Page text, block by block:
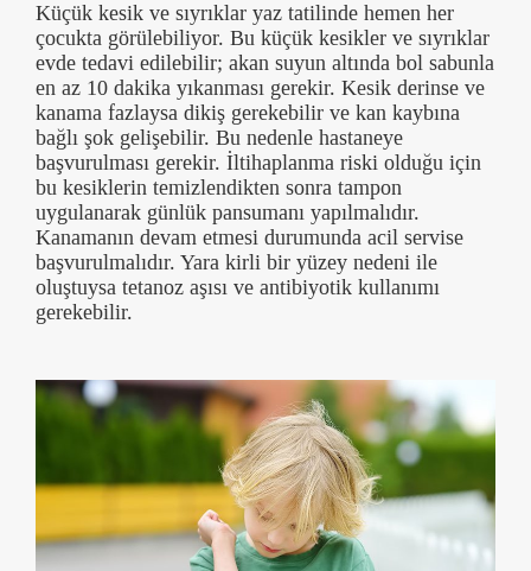
Küçük kesik ve sıyrıklar yaz tatilinde hemen her
çocukta görülebiliyor. Bu küçük kesikler ve sıyrıklar
evde tedavi edilebilir; akan suyun altında bol sabunla
en az 10 dakika yıkanması gerekir. Kesik derinse ve
kanama fazlaysa dikiş gerekebilir ve kan kaybına
bağlı şok gelişebilir. Bu nedenle hastaneye
başvurulması gerekir. İltihaplanma riski olduğu için
bu kesiklerin temizlendikten sonra tampon
uygulanarak günlük pansumanı yapılmalıdır.
Kanamanın devam etmesi durumunda acil servise
başvurulmalıdır. Yara kirli bir yüzey nedeni ile
oluştuysa tetanoz aşısı ve antibiyotik kullanımı
gerekebilir.